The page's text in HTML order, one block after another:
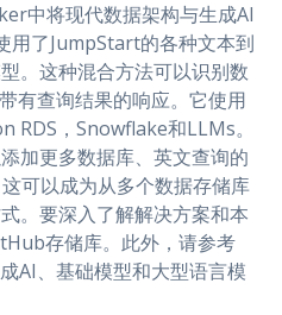
中将现代数据架构与生成AI
用了JumpStart的各种文本到
。这种混合方法可以识别数
有查询结果的响应。它使用
RDS，Snowflake和LLMs。
加更多数据库、英文查询的
可以成为从多个数据存储库
。要深入了解解决方案和本
存储库。此外，请参考
AI、基础模型和大型语言模